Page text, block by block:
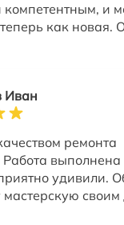
и
как новая.
Иван
ремонта
Работа
удивили.
своим